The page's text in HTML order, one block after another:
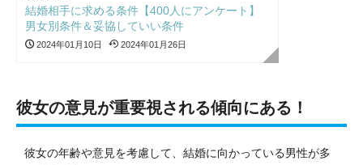
結婚相手に求める条件【400人にアンケート】
男女別条件＆妥協していい条件
2024年01月10日 2024年01月26日
彼女の意見が重要視される傾向にある！
彼女の年齢や意見を考慮して、結婚に向かっている男性が多